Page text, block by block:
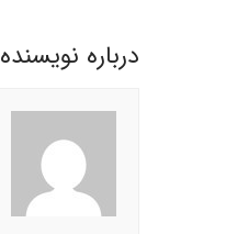
درباره نويسنده